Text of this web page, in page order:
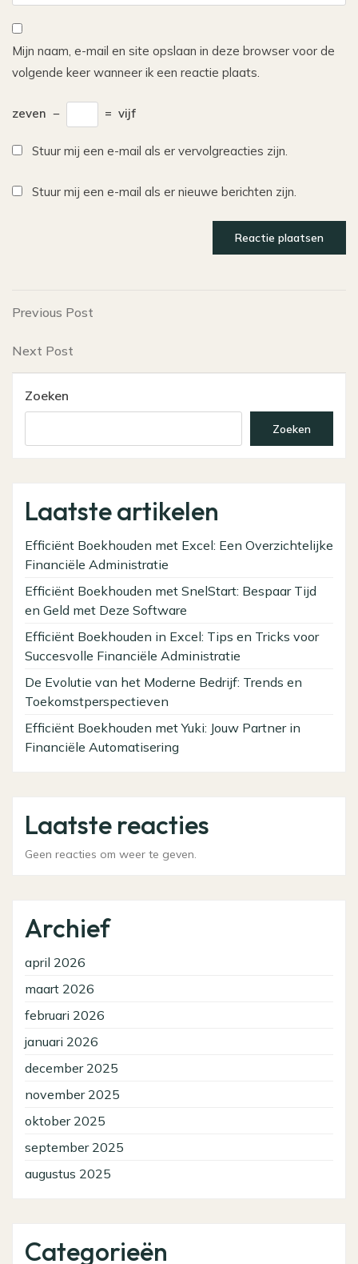
Mijn naam, e-mail en site opslaan in deze browser voor de
volgende keer wanneer ik een reactie plaats.
zeven − = vijf
Stuur mij een e-mail als er vervolgreacties zijn.
Stuur mij een e-mail als er nieuwe berichten zijn.
Bericht
navigatie
Previous
Previous Post
Next
Next Post
Zoeken
Zoeken
Laatste artikelen
Efficiënt Boekhouden met Excel: Een Overzichtelijke
Financiële Administratie
Efficiënt Boekhouden met SnelStart: Bespaar Tijd
en Geld met Deze Software
Efficiënt Boekhouden in Excel: Tips en Tricks voor
Succesvolle Financiële Administratie
De Evolutie van het Moderne Bedrijf: Trends en
Toekomstperspectieven
Efficiënt Boekhouden met Yuki: Jouw Partner in
Financiële Automatisering
Laatste reacties
Geen reacties om weer te geven.
Archief
april 2026
maart 2026
februari 2026
januari 2026
december 2025
november 2025
oktober 2025
september 2025
augustus 2025
Categorieën